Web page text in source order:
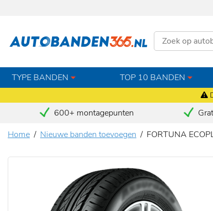
TYPE BANDEN TOP 10 BANDEN
600+ montagepunten
Home
Nieuwe banden toevoegen FORTUNA